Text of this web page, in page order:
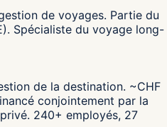
de voyages. Partie du
Spécialiste du voyage long-
de la destination. ~CHF
conjointement par la
240+ employés, 27